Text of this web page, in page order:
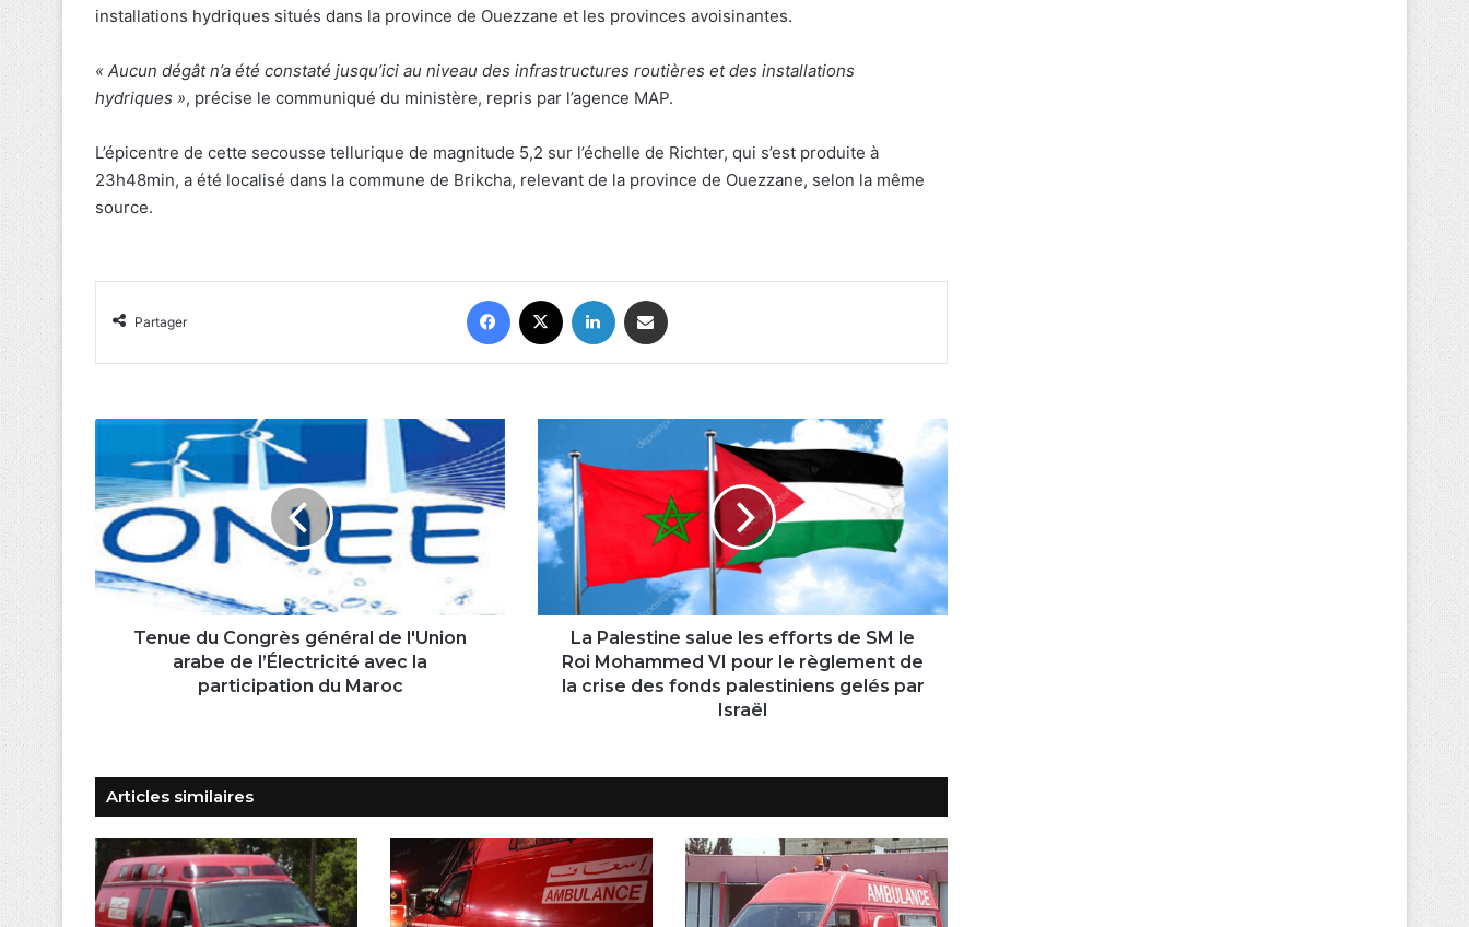
installations hydriques situés dans la province de Ouezzane et les provinces avoisinantes.
« Aucun dégât n’a été constaté jusqu’ici au niveau des infrastructures routières et des installations
hydriques », précise le communiqué du ministère, repris par l’agence MAP.
L’épicentre de cette secousse tellurique de magnitude 5,2 sur l’échelle de Richter, qui s’est produite à
23h48min, a été localisé dans la commune de Brikcha, relevant de la province de Ouezzane, selon la même
source.
Partager
Facebook Linkedin
Tenue
Congrès
général
de
l'Union
arabe
de
Tenue du Congrès général de l'Union
arabe de l’Électricité avec la
participation du Maroc
Palestine
salue
les
efforts
de
SM
Roi
Mohammed
pour
la
des
fonds
palestiniens
gelés
par
La Palestine salue les efforts de SM le
Roi Mohammed VI pour le règlement de
la crise des fonds palestiniens gelés par
Israël
Articles similaires